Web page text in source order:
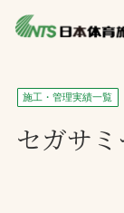
私たちの強み
ニュース
施工・管理実績一覧
セガサ